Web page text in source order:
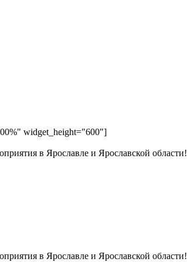
widget_height="600"]
в Ярославле и Ярославской области!
в Ярославле и Ярославской области!